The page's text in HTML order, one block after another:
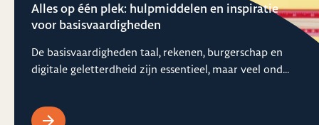
Alles op één plek: hulpmiddelen en inspiratie
voor basisvaardigheden
De basisvaardigheden taal, rekenen, burgerschap en
digitale geletterdheid zijn essentieel, maar veel ond...